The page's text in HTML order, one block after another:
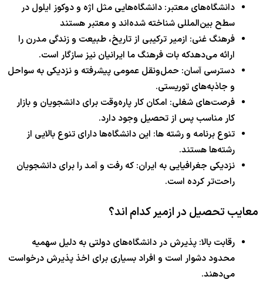
دانشگاه‌های معتبر: دانشگاه‌هایی مثل اژه و دوکوز ایلول در
سطح بین‌المللی شناخته شده‌اند و معتبر هستند
فرهنگ غنی: ازمیر ترکیبی از تاریخ، طبیعت و زندگی مدرن را
ارائه می‌دهدکه بات فرهنگ ما ایرانیان نیز سازگار است.
دسترسی آسان: حمل‌ونقل عمومی پیشرفته و نزدیکی به سواحل
و جاذبه‌های توریستی.
فرصت‌های شغلی: امکان کار پاره‌وقت برای دانشجویان و بازار
کار مناسب پس از تحصیل وجود دارد.
تنوع برنامه و رشته ها: این دانشگاه‌ها دارای تنوع بالایی از
رشته‌ها هستند.
نزدیکی جغرافیایی به ایران: که رفت و آمد را برای دانشجویان
راحت‌تر کرده است.
معایب تحصیل در ازمیر کدام اند؟
رقابت بالا: پذیرش در دانشگاه‌های دولتی به دلیل سهمیه
محدود دشوار است و افراد بسیاری برای اخذ پذیرش درخواست
می‌دهند.